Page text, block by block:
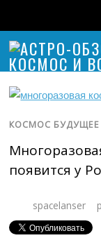
КОСМОС БУДУЩЕЕ
появится у
spacelanser